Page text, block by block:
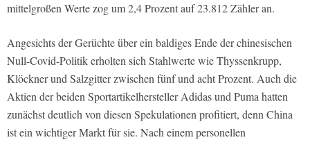
mittelgroßen Werte zog um 2,4 Prozent auf 23.812 Zähler an.
Angesichts der Gerüchte über ein baldiges Ende der chinesischen
Null-Covid-Politik erholten sich Stahlwerte wie Thyssenkrupp,
Klöckner und Salzgitter zwischen fünf und acht Prozent. Auch die
Aktien der beiden Sportartikelhersteller Adidas und Puma hatten
zunächst deutlich von diesen Spekulationen profitiert, denn China
ist ein wichtiger Markt für sie. Nach einem personellen